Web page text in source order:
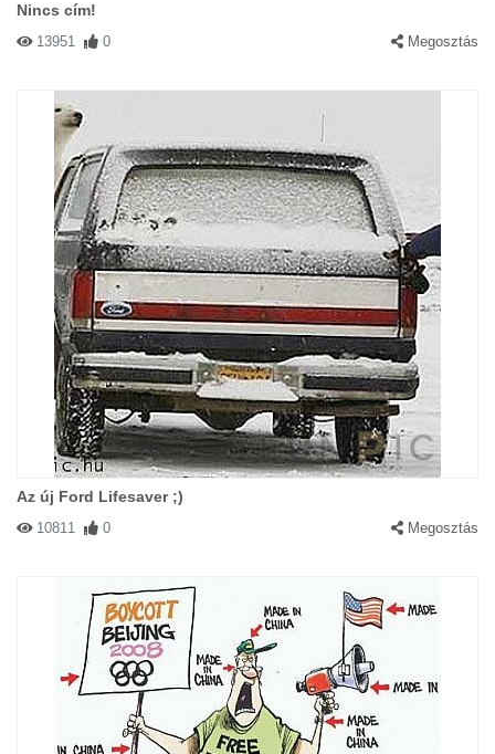
Nincs cím!
13951 0 Megosztás
Az új Ford Lifesaver ;)
10811 0 Megosztás